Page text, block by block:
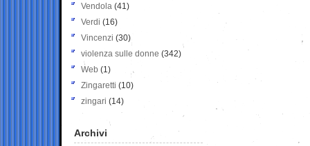
Vendola (41)
Verdi (16)
Vincenzi (30)
violenza sulle donne (342)
Web (1)
Zingaretti (10)
zingari (14)
Archivi